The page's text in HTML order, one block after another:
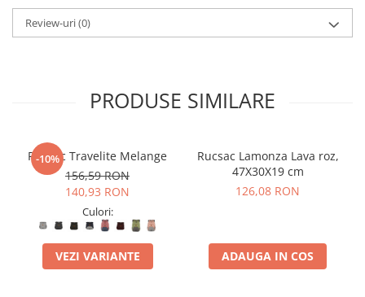
Review-uri(0)
PRODUSE SIMILARE
-10%
Rucsac Travelite Melange
156,59 RON
140,93 RON
Culori:
VEZI VARIANTE
Rucsac Lamonza Lava roz,
47X30X19 cm
126,08 RON
ADAUGA IN COS